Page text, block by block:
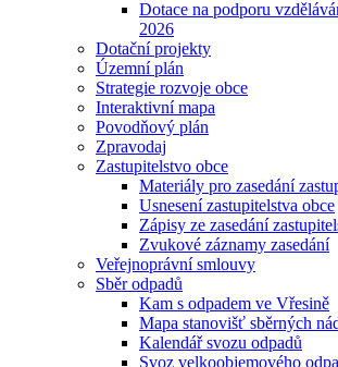
Dotace na podporu
2026
Dotační projekty
Územní plán
Strategie rozvoje obce
Interaktivní mapa
Povodňový plán
Zpravodaj
Zastupitelstvo obce
Materiály pro zasedání
Usnesení zastupitelstva obce
Zápisy ze zasedání
Zvukové záznamy zasedání
Veřejnoprávní smlouvy
Sběr odpadů
Kam s odpadem ve Vřesině
Mapa stanovišť sběrných
Kalendář svozu odpadů
Svoz velkoobjemového